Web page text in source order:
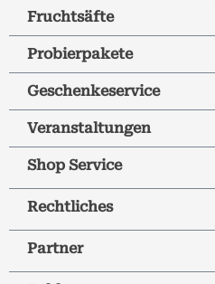
Fruchtsäfte
Probierpakete
Geschenkeservice
Veranstaltungen
Shop Service
Rechtliches
Partner